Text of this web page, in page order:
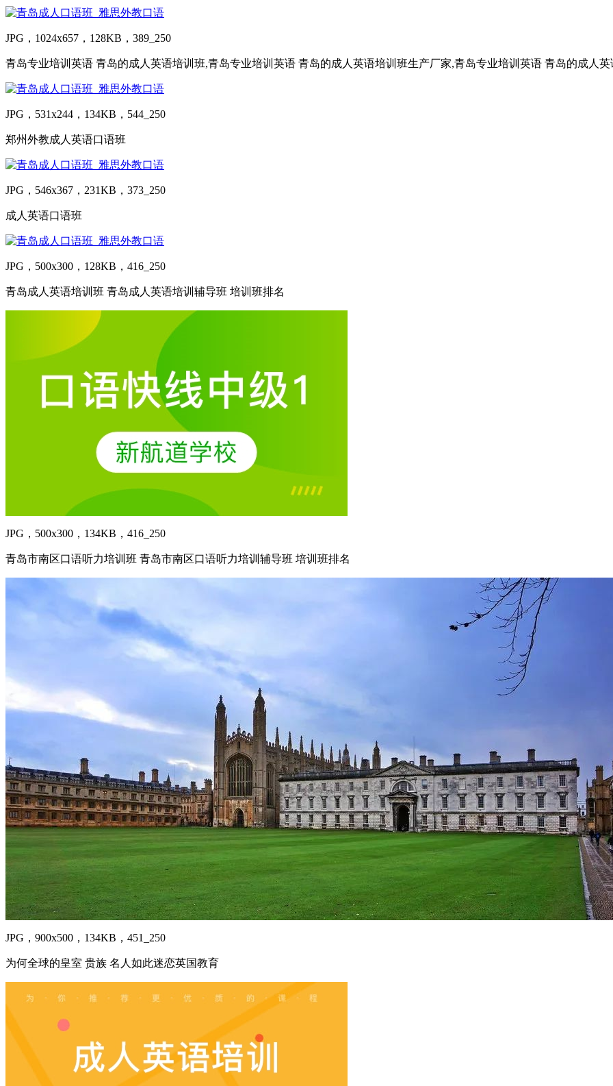
JPG，1024x657，128KB，389_250
青岛专业培训英语 青岛的成人英语培训班,青岛专业培训英语 青岛的成人英语培训班生产厂家,青岛专业培训英语 青岛的成人
JPG，531x244，134KB，544_250
郑州外教成人英语口语班
JPG，546x367，231KB，373_250
成人英语口语班
JPG，500x300，128KB，416_250
青岛成人英语培训班 青岛成人英语培训辅导班 培训班排名
JPG，500x300，134KB，416_250
青岛市南区口语听力培训班 青岛市南区口语听力培训辅导班 培训班排名
JPG，900x500，134KB，451_250
为何全球的皇室 贵族 名人如此迷恋英国教育